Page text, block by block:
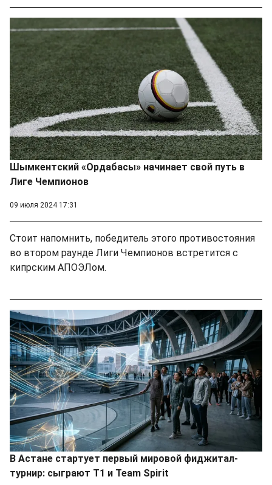
Шымкентский «Ордабасы» начинает свой путь в
Лиге Чемпионов
09 июля 2024 17:31
Стоит напомнить, победитель этого противостояния
во втором раунде Лиги Чемпионов встретится с
кипрским АПОЭЛом.
В Астане стартует первый мировой фиджитал-
турнир: сыграют Т1 и Team Spirit